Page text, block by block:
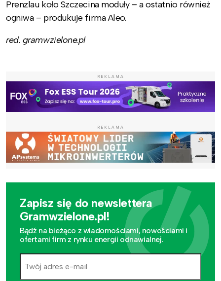
Prenzlau koło Szczecina moduły – a ostatnio również
ogniwa – produkuje firma Aleo.
red. gramwzielone.pl
REKLAMA
REKLAMA
Zapisz się do newslettera
Gramwzielone.pl!
Bądź na bieżąco z wiadomościami, nowościami i
ofertami firm z rynku energii odnawialnej.